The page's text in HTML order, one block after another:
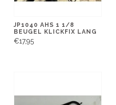
JP1040 AHS 1 1/8
BEUGEL KLICKFIX LANG
€17,95